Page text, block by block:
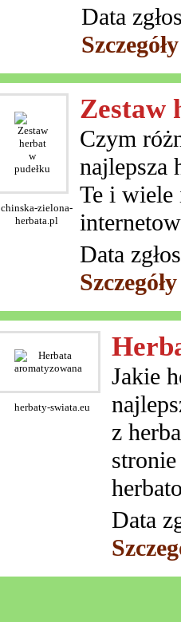
Data
chinska-zielona-
herbata.pl
Zestaw
Czym
najlepsza
Te i wiele
Data
herbaty-swiata.eu
Jakie
z
Data